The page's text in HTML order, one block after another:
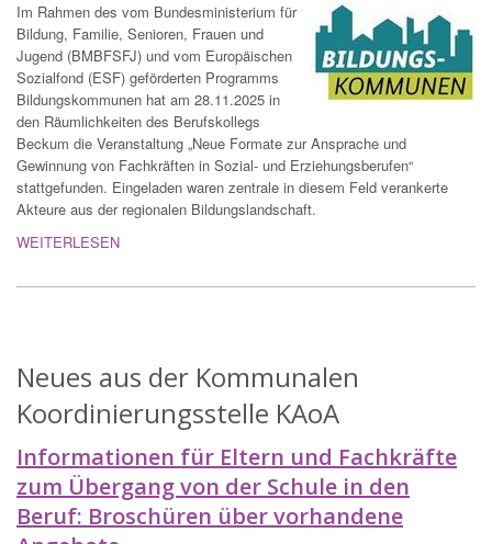
Im Rahmen des vom Bundesministerium für
Bildung, Familie, Senioren, Frauen und
Jugend (BMBFSFJ) und vom Europäischen
Sozialfond (ESF) geförderten Programms
Bildungskommunen hat am 28.11.2025 in
den Räumlichkeiten des Berufskollegs
Beckum die Veranstaltung „Neue Formate zur Ansprache und
Gewinnung von Fachkräften in Sozial- und Erziehungsberufen“
stattgefunden. Eingeladen waren zentrale in diesem Feld verankerte
Akteure aus der regionalen Bildungslandschaft.
WEITERLESEN
Neues aus der Kommunalen
Koordinierungsstelle KAoA
Informationen für Eltern und Fachkräfte
zum Übergang von der Schule in den
Beruf: Broschüren über vorhandene